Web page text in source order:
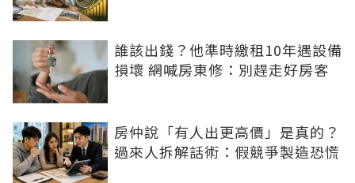
誰該出錢？他準時繳租10年遇設備
損壞 網喊房東修：別趕走好房客
房仲說「有人出更高價」是真的？
過來人拆解話術：假競爭製造恐慌